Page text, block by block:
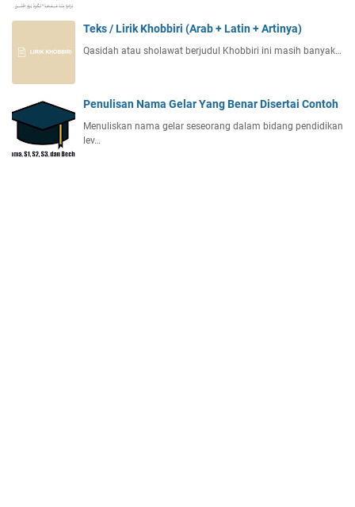
Teks / Lirik Khobbiri (Arab + Latin + Artinya)
Qasidah atau sholawat berjudul Khobbiri ini masih banyak…
Penulisan Nama Gelar Yang Benar Disertai Contoh
Menuliskan nama gelar seseorang dalam bidang pendidikan
lev…